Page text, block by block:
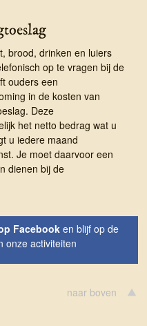
brood, drinken en luiers
op te vragen bij de
ouders een
in de kosten van
Deze
het netto bedrag wat u
u iedere maand
Je moet daarvoor een
dienen bij de
Facebooken blijf op de
onze activiteiten
naar boven